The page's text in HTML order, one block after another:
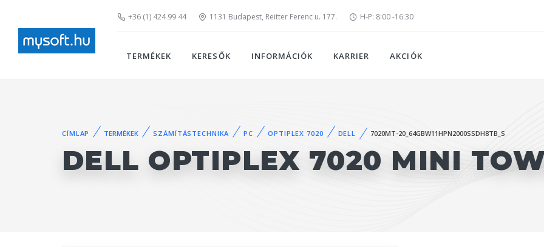
+36 (1) 424 99 44 1131 Budapest, Reitter Ferenc u. 177. H-P: 8:00 -16:30
TERMÉKEK KERESŐK INFORMÁCIÓK KARRIER AKCIÓK
CÍMLAP TERMÉKEK SZÁMÍTÁSTECHNIKA PC OPTIPLEX 7020 DELL 7020MT-20_64GBW11HPN2000SSDH8TB_S
DELL OPTIPLEX 7020 MINI